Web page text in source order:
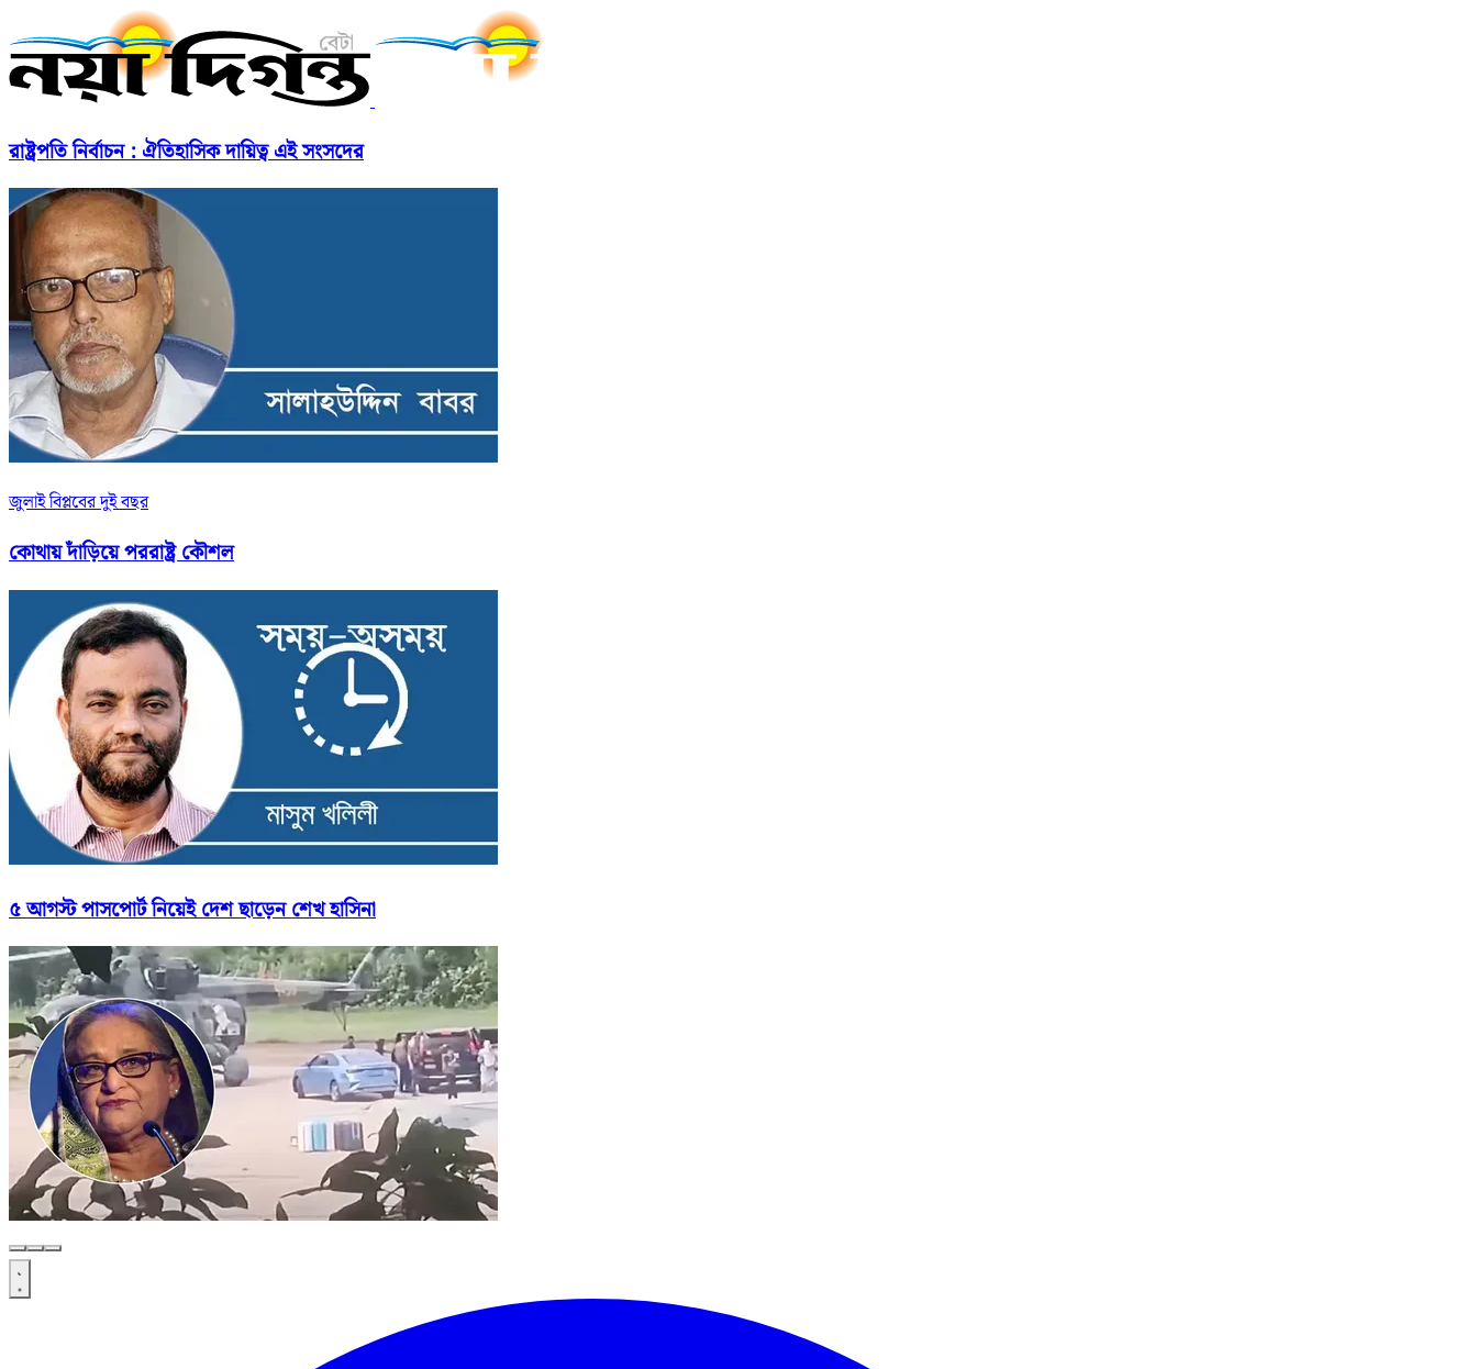
রাষ্ট্রপতি নির্বাচন : ঐতিহাসিক দায়িত্ব এই সংসদের
জুলাই বিপ্লবের দুই বছর
কোথায় দাঁড়িয়ে পররাষ্ট্র কৌশল
৫ আগস্ট পাসপোর্ট নিয়েই দেশ ছাড়েন শেখ হাসিনা